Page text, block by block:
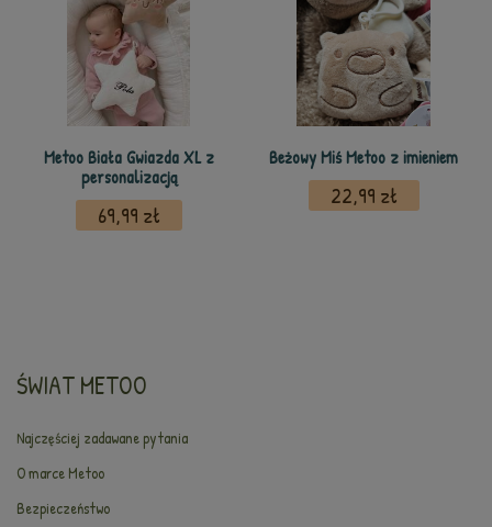
Metoo Biała Gwiazda XL z
personalizacją
69,99 zł
Beżowy Miś Metoo z imieniem
22,99 zł
ŚWIAT METOO
Najczęściej zadawane pytania
O marce Metoo
Bezpieczeństwo